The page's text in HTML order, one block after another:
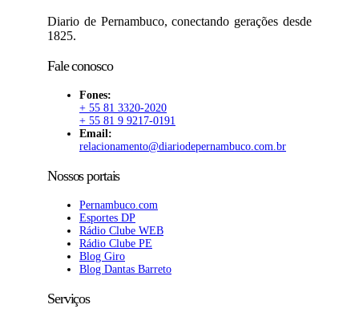
Diario de Pernambuco, conectando gerações desde
1825.
Fale conosco
Fones:
+ 55 81 3320-2020
+ 55 81 9 9217-0191
Email:
relacionamento@diariodepernambuco.com.br
Nossos portais
Pernambuco.com
Esportes DP
Rádio Clube WEB
Rádio Clube PE
Blog Giro
Blog Dantas Barreto
Serviços